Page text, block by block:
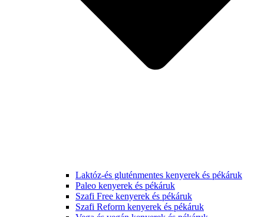
Laktóz-és gluténmentes kenyerek és pékáruk
Paleo kenyerek és pékáruk
Szafi Free kenyerek és pékáruk
Szafi Reform kenyerek és pékáruk